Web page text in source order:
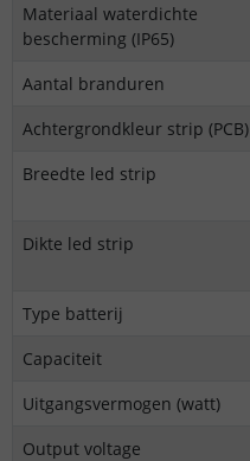
Materiaal waterdichte
bescherming (IP65)
Aantal branduren
Achtergrondkleur strip (PCB)
Breedte led strip
Dikte led strip
Type batterij
Capaciteit
Uitgangsvermogen (watt)
Output voltage